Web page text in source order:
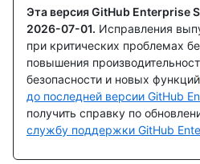
Эта версия GitHub Enterprise
2026-07-01. Исправления
при критических проблемах
повышения
безопасности и новых функций
до последней версии GitHub
получить справку по
службу поддержки GitHub